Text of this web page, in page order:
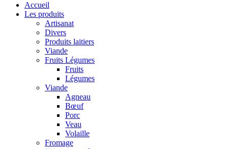
Accueil
Les produits
Artisanat
Divers
Produits laitiers
Viande
Fruits Légumes
Fruits
Légumes
Viande
Agneau
Bœuf
Porc
Veau
Volaille
Fromage